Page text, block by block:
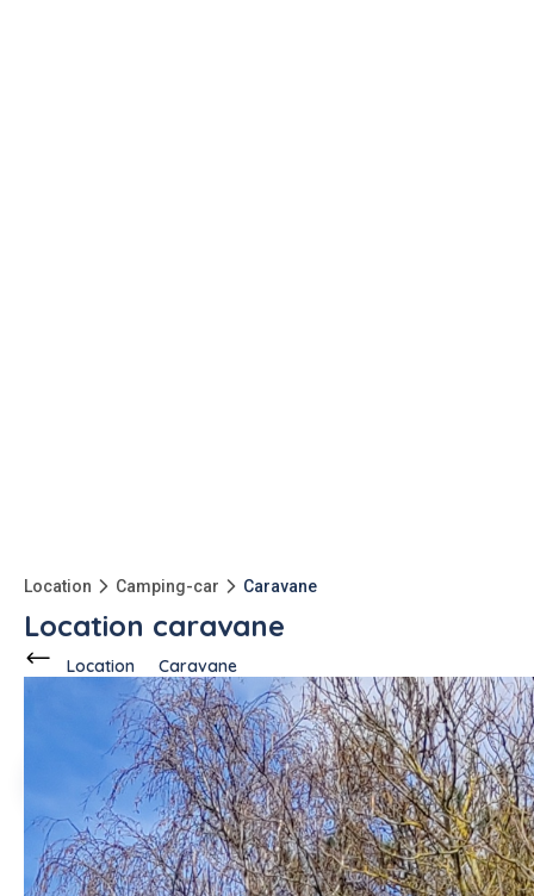
Location Camping-car Caravane
Location caravane
Location Caravane
propose en locationàBressuire (79300)
1 annonce
-3000kgqu'à l'achat